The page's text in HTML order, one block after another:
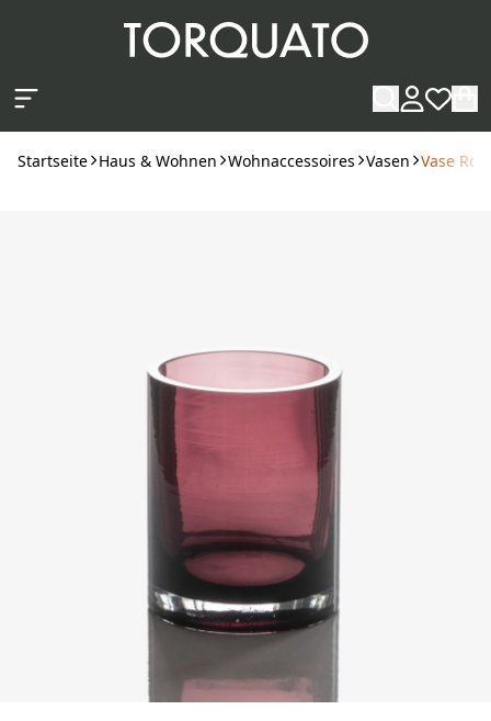
Startseite Haus & Wohnen Wohnaccessoires Vasen Vase